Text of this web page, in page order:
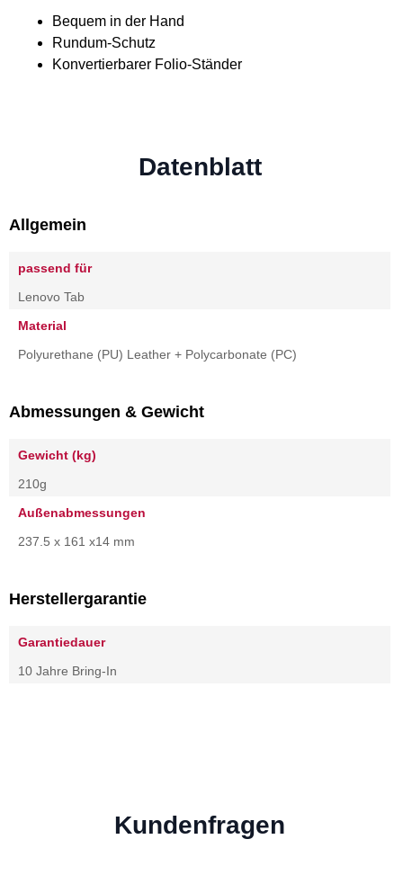
Bequem in der Hand
Rundum-Schutz
Konvertierbarer Folio-Ständer
Datenblatt
Allgemein
passend für
Lenovo Tab
Material
Polyurethane (PU) Leather + Polycarbonate (PC)
Abmessungen & Gewicht
Gewicht (kg)
210g
Außenabmessungen
237.5 x 161 x14 mm
Herstellergarantie
Garantiedauer
10 Jahre Bring-In
Kundenfragen